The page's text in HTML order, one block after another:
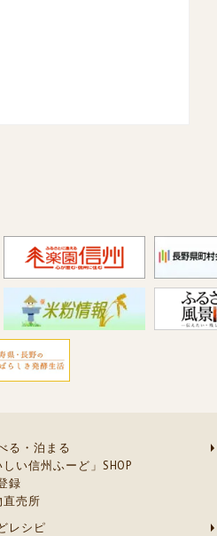
る・泊まる
しい信州ふーど」SHOP
録
直売所
レシピ